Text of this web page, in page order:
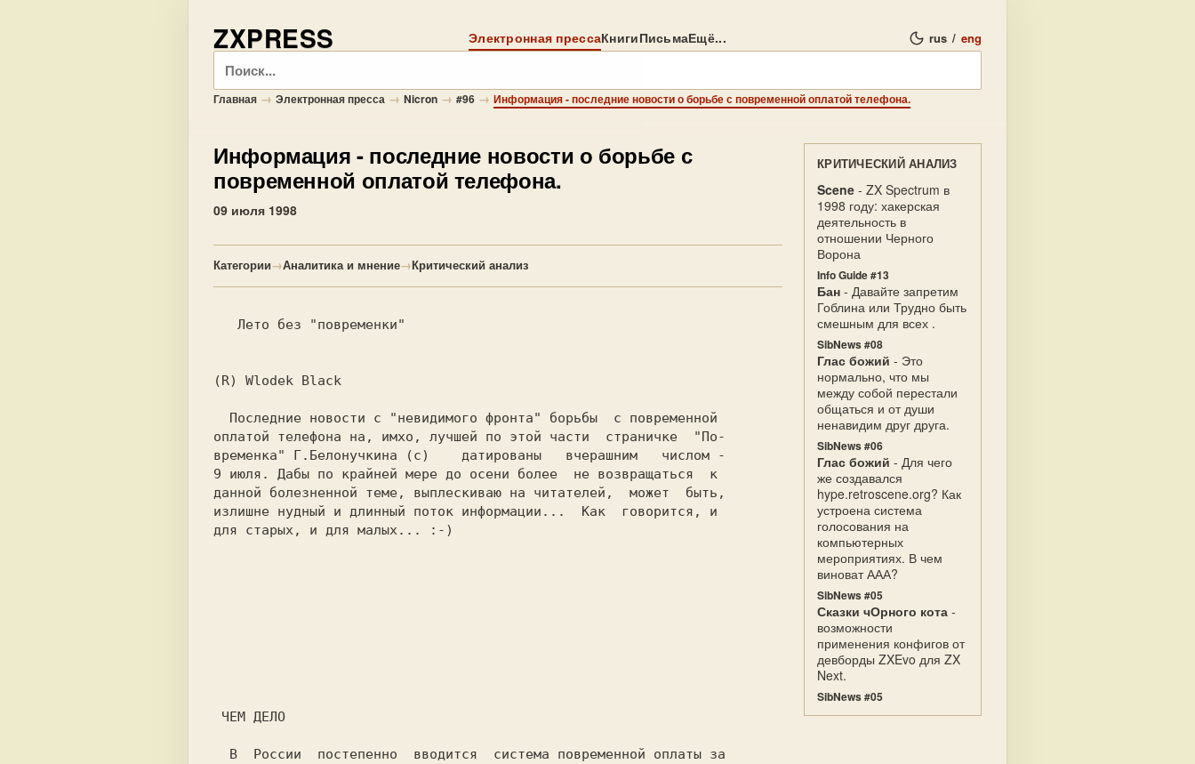
ZXPRESS Электронная прессаКнигиПисьмаЕщё... rus / eng
Поиск
Главная → Электронная пресса → Nicron → #96 → Информация - последние новости о борьбе с повременной оплатой телефона.
Информация - последние новости о борьбе с
повременной оплатой телефона.
09 июля 1998
Категории→Аналитика и мнение→Критический анализ
(R) Wlodek Black
оплатой телефона на, имхо, лучшей по этой части  страничке
"По-
временка" Г.Белонучкина (c) датированы   вчерашним   числом -
9 июля. Дабы по крайней мере до осени более  не возвращаться  к
данной болезненной теме, выплескиваю на читателей,  может  быть,
излишне нудный и длинный поток информации...  Как  говорится, и
для старых, и для малых...
:-)
КРИТИЧЕСКИЙ АНАЛИЗ
Scene - ZX Spectrum в
1998 году: хакерская
деятельность в
отношении Черного
Ворона
Info Guide #13
Бан - Давайте запретим
Гоблина или Трудно быть
смешным для всех .
SibNews #08
Глас божий - Это
нормально, что мы
между собой перестали
общаться и от души
ненавидим друг друга.
SibNews #06
Глас божий - Для чего
же создавался
hype.retroscene.org? Как
устроена система
голосования на
компьютерных
мероприятиях. В чем
виноват ААА?
SibNews #05
Сказки чОрного кота -
возможности
применения конфигов от
девборды ZXEvo для ZX
Next.
SibNews #05